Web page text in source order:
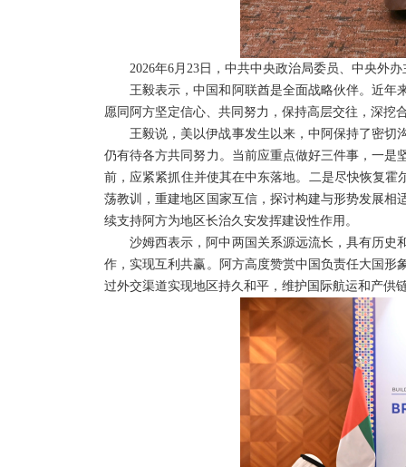
2026年6月23日，中共中央政治局委员、中央外
王毅表示，中国和阿联酋是全面战略伙伴。近年
愿同阿方坚定信心、共同努力，保持高层交往，深挖
王毅说，美以伊战事发生以来，中阿保持了密切
仍有待各方共同努力。当前应重点做好三件事，一
前，应紧紧抓住并使其在中东落地。二是尽快恢复霍
荡教训，重建地区国家互信，探讨构建与形势发展
续支持阿方为地区长治久安发挥建设性作用。
沙姆西表示，阿中两国关系源远流长，具有历史
作，实现互利共赢。阿方高度赞赏中国负责任大国
过外交渠道实现地区持久和平，维护国际航运和产供